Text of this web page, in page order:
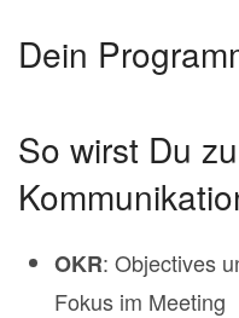
Dein
So wirst Du
OKR: Objectives
Fokus im Meeting